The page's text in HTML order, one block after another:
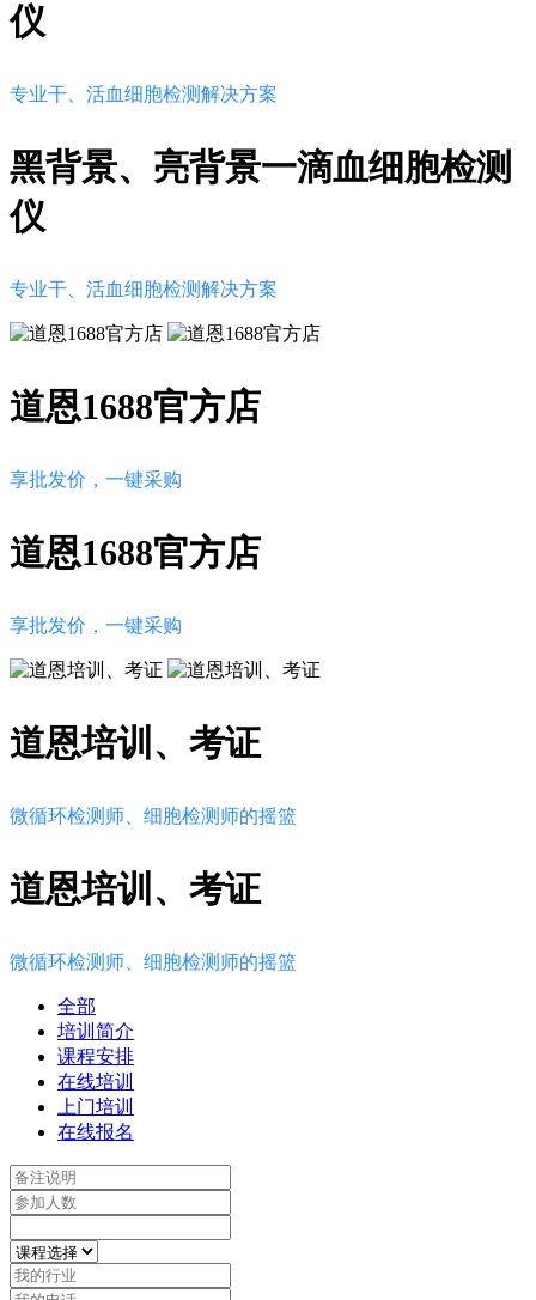
仪
专业干、活血细胞检测解决方案
黑背景、亮背景一滴血细胞检测
仪
专业干、活血细胞检测解决方案
道恩1688官方店
享批发价，一键采购
道恩1688官方店
享批发价，一键采购
道恩培训、考证
微循环检测师、细胞检测师的摇篮
道恩培训、考证
微循环检测师、细胞检测师的摇篮
全部
培训简介
课程安排
在线培训
上门培训
在线报名